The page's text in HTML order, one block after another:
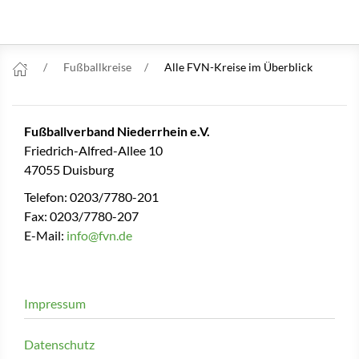
Fußballkreise Alle FVN-Kreise im Überblick
Fußballverband Niederrhein e.V.
Friedrich-Alfred-Allee 10
47055 Duisburg
Telefon: 0203/7780-201
Fax: 0203/7780-207
E-Mail: info@fvn.de
Impressum
Datenschutz